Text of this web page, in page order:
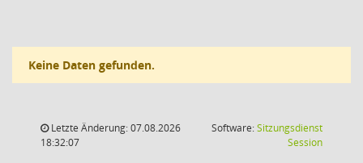
Keine Daten gefunden.
Letzte Änderung: 07.08.2026
18:32:07
Software:Sitzungsdienst
Session(Wird in